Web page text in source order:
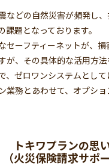
などの自然災害が頻発し
課題となっております。
セーフティーネットが、
が、その具体的な活用方
、ゼロワンシステムとし
業務とあわせて、オプシ
トキワプランの思
（火災保険請求サポー